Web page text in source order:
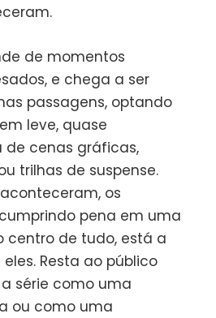
de momentos
e chega a ser
passagens, optando
leve, quase
de cenas gráficas,
trilhas de suspense.
os
pena em uma
centro de tudo, está a
Resta ao público
série como uma
ou como uma